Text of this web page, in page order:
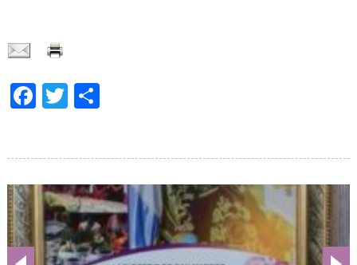
Facebook
Twitter
Condividi
de
imágenes